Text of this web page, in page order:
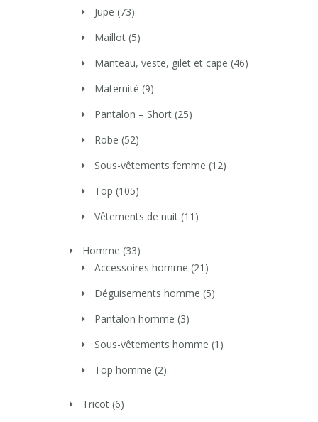
Jupe (73)
Maillot (5)
Manteau, veste, gilet et cape (46)
Maternité (9)
Pantalon – Short (25)
Robe (52)
Sous-vêtements femme (12)
Top (105)
Vêtements de nuit (11)
Homme (33)
Accessoires homme (21)
Déguisements homme (5)
Pantalon homme (3)
Sous-vêtements homme (1)
Top homme (2)
Tricot (6)